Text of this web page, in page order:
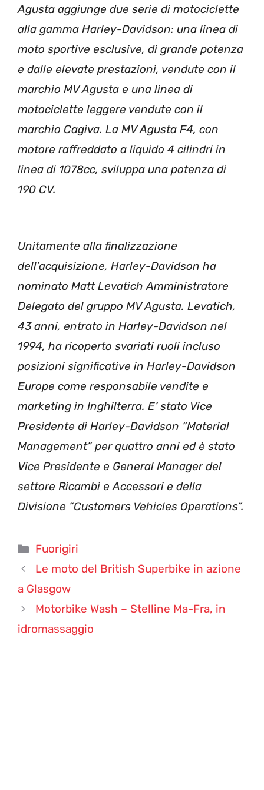
Agusta aggiunge due serie di motociclette
alla gamma Harley-Davidson: una linea di
moto sportive esclusive, di grande potenza
e dalle elevate prestazioni, vendute con il
marchio MV Agusta e una linea di
motociclette leggere vendute con il
marchio Cagiva. La MV Agusta F4, con
motore raffreddato a liquido 4 cilindri in
linea di 1078cc, sviluppa una potenza di
190 CV.
Unitamente alla finalizzazione
dell’acquisizione, Harley-Davidson ha
nominato Matt Levatich Amministratore
Delegato del gruppo MV Agusta. Levatich,
43 anni, entrato in Harley-Davidson nel
1994, ha ricoperto svariati ruoli incluso
posizioni significative in Harley-Davidson
Europe come responsabile vendite e
marketing in Inghilterra. E’ stato Vice
Presidente di Harley-Davidson “Material
Management” per quattro anni ed è stato
Vice Presidente e General Manager del
settore Ricambi e Accessori e della
Divisione “Customers Vehicles Operations”.
Categorie
Fuorigiri
Le moto del British Superbike in azione
a Glasgow
Motorbike Wash – Stelline Ma-Fra, in
idromassaggio